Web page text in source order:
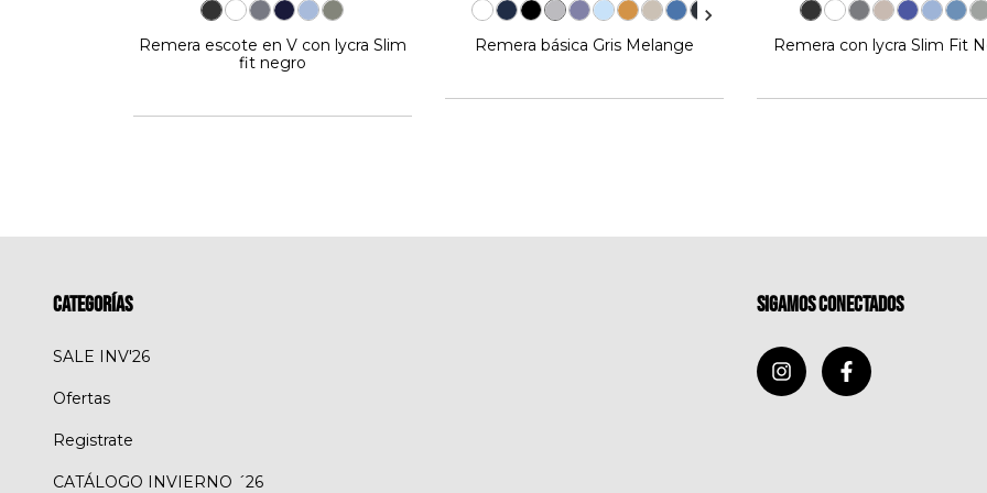
Remera escote en V con lycra Slim
fit negro
Remera básica Gris Melange Remera con lycra Slim Fit
Categorías
SALE INV'26
Ofertas
Registrate
CATÁLOGO INVIERNO ´26
Sigamos conectados